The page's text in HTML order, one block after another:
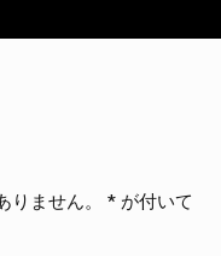
ません。 * が付いて